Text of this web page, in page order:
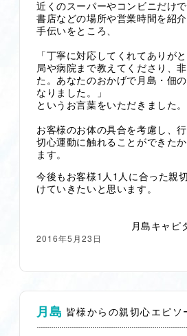
近くのスーパーやコンビニだけで
書店などの場所や営業時間を紹
手伝いをところ、
「丁寧に対応してくれてありが
局や病院まで教えてくださり、
た。あなたのおかげで月島・佃
なりました。」
というお言葉をいただきました。
お客様のお体の具合を考慮し、
切心運動に触れることができた
ます。
今後もお客様 1 人 1 人に合った親
けていきたいと思います。
月島キャ
2016年5月23日
月島 皆様からの親切心エピソ